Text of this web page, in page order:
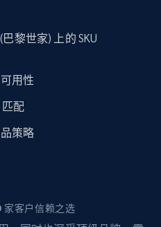
黎世家) 上的 SKU
用性
匹配
策略
客户信赖之选